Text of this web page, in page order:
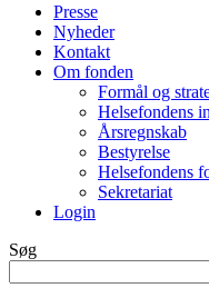
Presse
Nyheder
Kontakt
Om fonden
Formål og
Helsefondens
Årsregnskab
Bestyrelse
Helsefondens
Sekretariat
Login
Søg